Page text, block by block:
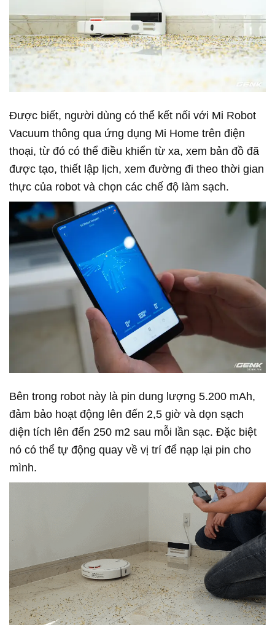
Được biết, người dùng có thể kết nối với Mi Robot
Vacuum thông qua ứng dụng Mi Home trên điện
thoại, từ đó có thể điều khiển từ xa, xem bản đồ đã
được tạo, thiết lập lịch, xem đường đi theo thời gian
thực của robot và chọn các chế độ làm sạch.
Bên trong robot này là pin dung lượng 5.200 mAh,
đảm bảo hoạt động lên đến 2,5 giờ và dọn sạch
diện tích lên đến 250 m2 sau mỗi lần sạc. Đặc biệt
nó có thể tự động quay về vị trí để nạp lại pin cho
mình.